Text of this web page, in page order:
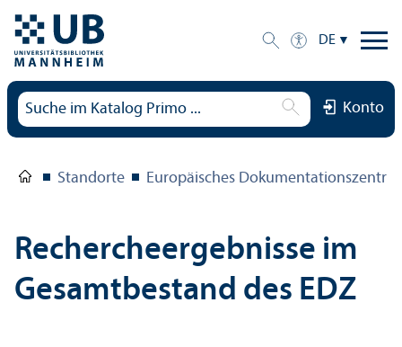
DE
Konto
Standorte Europäisches
Rechercheergebnisse im
Gesamtbestand des EDZ